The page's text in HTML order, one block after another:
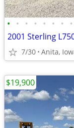
• • • • • • • •
7/30 Anita,
$19,900